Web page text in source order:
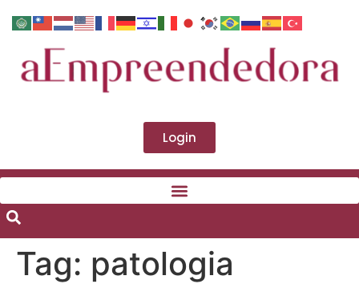
Login
Tag: patologia